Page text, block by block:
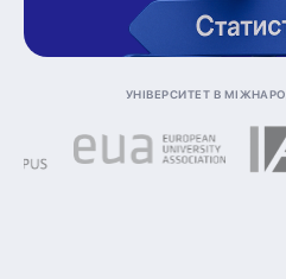
Університет в